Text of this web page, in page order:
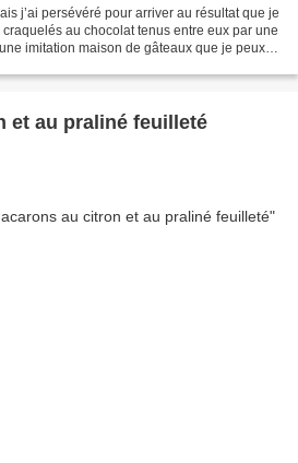
j’ai persévéré pour arriver au résultat que je
au chocolat tenus entre eux par une
imitation maison de gâteaux que je peux
et au praliné feuilleté